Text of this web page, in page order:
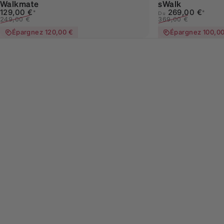
Walkmate
Prix promotionnel
129,00 € *
Prix habituel
249,00 €
Épargnez 120,00 €
sWalk
Prix promotionnel
Du 269,00 €*
Prix habituel
369,00 €
Épargnez